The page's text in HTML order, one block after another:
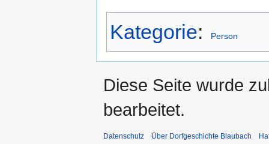
Kategorie: Person
Diese Seite wurde
bearbeitet.
Datenschutz Über Dorfgeschichte Blaubach